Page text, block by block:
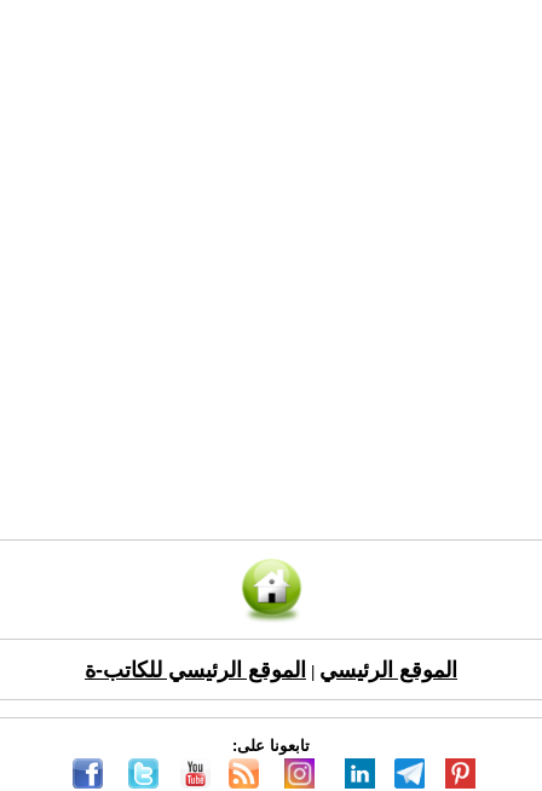
الموقع الرئيسي الموقع الرئيسي للكاتب-ة
تابعونا على: